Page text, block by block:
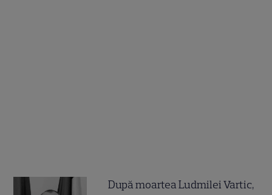
După moartea Ludmilei Vartic,